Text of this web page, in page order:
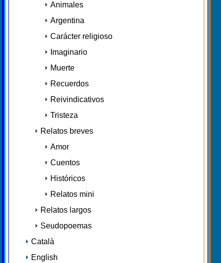
Animales
Argentina
Carácter religioso
Imaginario
Muerte
Recuerdos
Reivindicativos
Tristeza
Relatos breves
Amor
Cuentos
Históricos
Relatos mini
Relatos largos
Seudopoemas
Català
English